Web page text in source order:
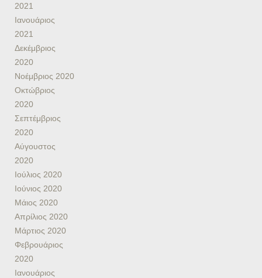
2021
Ιανουάριος
2021
Δεκέμβριος
2020
Νοέμβριος 2020
Οκτώβριος
2020
Σεπτέμβριος
2020
Αύγουστος
2020
Ιούλιος 2020
Ιούνιος 2020
Μάιος 2020
Απρίλιος 2020
Μάρτιος 2020
Φεβρουάριος
2020
Ιανουάριος